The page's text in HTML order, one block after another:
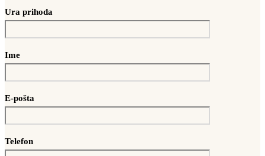
Ura prihoda
Ime
E-pošta
Telefon